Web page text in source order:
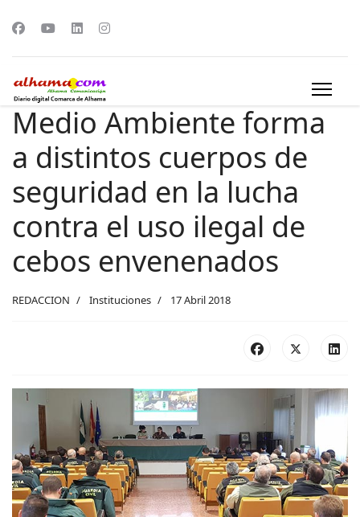
Medio Ambiente forma
a distintos cuerpos de
seguridad en la lucha
contra el uso ilegal de
cebos envenenados
REDACCION Instituciones 17 Abril 2018